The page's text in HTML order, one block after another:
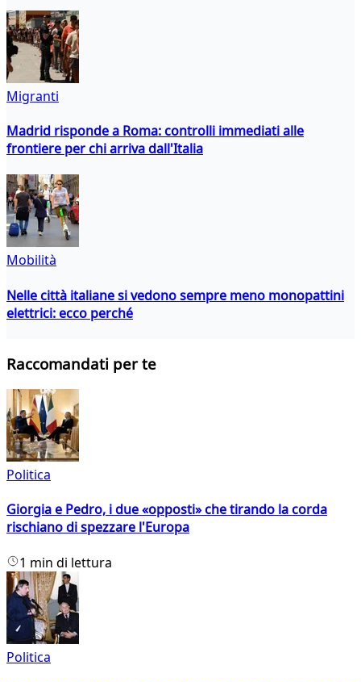
Migranti
Madrid risponde a Roma: controlli immediati alle
frontiere per chi arriva dall'Italia
Mobilità
Nelle città italiane si vedono sempre meno monopattini
elettrici: ecco perché
Raccomandati per te
Politica
Giorgia e Pedro, i due «opposti» che tirando la corda
rischiano di spezzare l'Europa
1 min di lettura
Politica